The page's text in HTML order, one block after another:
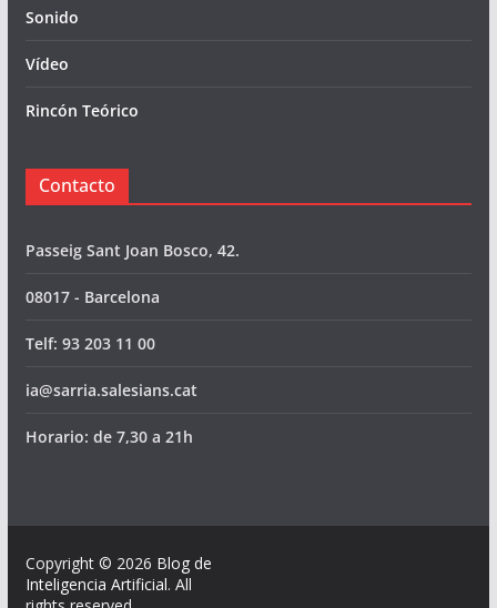
Sonido
Vídeo
Rincón Teórico
Contacto
Passeig Sant Joan Bosco, 42.
08017 - Barcelona
Telf: 93 203 11 00
ia@sarria.salesians.cat
Horario: de 7,30 a 21h
Copyright © 2026 Blog de
Inteligencia Artificial. All